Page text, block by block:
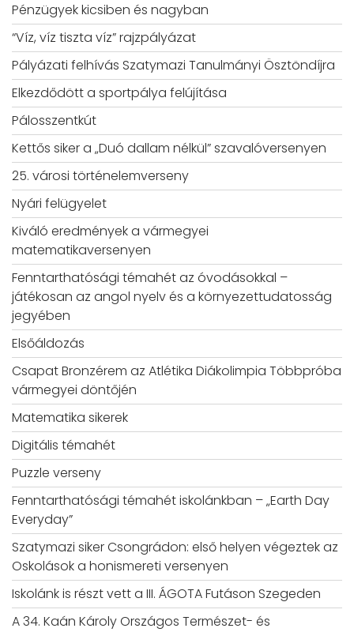
Pénzügyek kicsiben és nagyban
“Víz, víz tiszta víz” rajzpályázat
Pályázati felhívás Szatymazi Tanulmányi Ösztöndíjra
Elkezdődött a sportpálya felújítása
Pálosszentkút
Kettős siker a „Duó dallam nélkül” szavalóversenyen
25. városi történelemverseny
Nyári felügyelet
Kiváló eredmények a vármegyei
matematikaversenyen
Fenntarthatósági témahét az óvodásokkal –
játékosan az angol nyelv és a környezettudatosság
jegyében
Elsőáldozás
Csapat Bronzérem az Atlétika Diákolimpia Többpróba
vármegyei döntőjén
Matematika sikerek
Digitális témahét
Puzzle verseny
Fenntarthatósági témahét iskolánkban – „Earth Day
Everyday”
Szatymazi siker Csongrádon: első helyen végeztek az
Oskolások a honismereti versenyen
Iskolánk is részt vett a III. ÁGOTA Futáson Szegeden
A 34. Kaán Károly Országos Természet- és